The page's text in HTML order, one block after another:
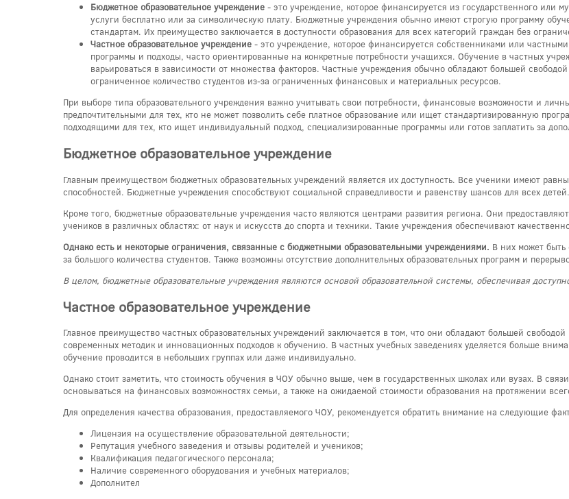
Бюджетное образовательное учреждение - это учреждение, которое финансируется из государственного или
услуги бесплатно или за символическую плату. Бюджетные учреждения обычно имеют строгую программу
стандартам. Их преимущество заключается в доступности образования для всех категорий граждан без
Частное образовательное учреждение - это учреждение, которое финансируется собственниками или
программы и подходы, часто ориентированные на конкретные потребности учащихся. Обучение в частных
варьироваться в зависимости от множества факторов. Частные учреждения обычно обладают большей
ограниченное количество студентов из-за ограниченных финансовых и материальных ресурсов.
При выборе типа образовательного учреждения важно учитывать свои потребности, финансовые возможности и
предпочтительными для тех, кто не может позволить себе платное образование или ищет стандартизированную
подходящими для тех, кто ищет индивидуальный подход, специализированные программы или готов заплатить за
Бюджетное образовательное учреждение
Главным преимуществом бюджетных образовательных учреждений является их доступность. Все ученики имеют
способностей. Бюджетные учреждения способствуют социальной справедливости и равенству шансов для всех детей.
Кроме того, бюджетные образовательные учреждения часто являются центрами развития региона. Они
учеников в различных областях: от наук и искусств до спорта и техники. Такие учреждения обеспечивают
Однако есть и некоторые ограничения, связанные с бюджетными образовательными учреждениями. В них может быть
за большого количества студентов. Также возможны отсутствие дополнительных образовательных программ и
В целом, бюджетные образовательные учреждения являются основой образовательной системы, обеспечивая
Частное образовательное учреждение
Главное преимущество частных образовательных учреждений заключается в том, что они обладают большей
современных методик и инновационных подходов к обучению. В частных учебных заведениях уделяется больше
обучение проводится в небольших группах или даже индивидуально.
Однако стоит заметить, что стоимость обучения в ЧОУ обычно выше, чем в государственных школах или вузах. В
основываться на финансовых возможностях семьи, а также на ожидаемой стоимости образования на протяжении
Для определения качества образования, предоставляемого ЧОУ, рекомендуется обратить внимание на следующие
Лицензия на осуществление образовательной деятельности;
Репутация учебного заведения и отзывы родителей и учеников;
Квалификация педагогического персонала;
Наличие современного оборудования и учебных материалов;
Дополнител